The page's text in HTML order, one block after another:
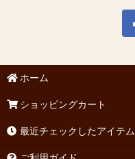
ホーム
ショッピングカート
最近チェックしたアイテム